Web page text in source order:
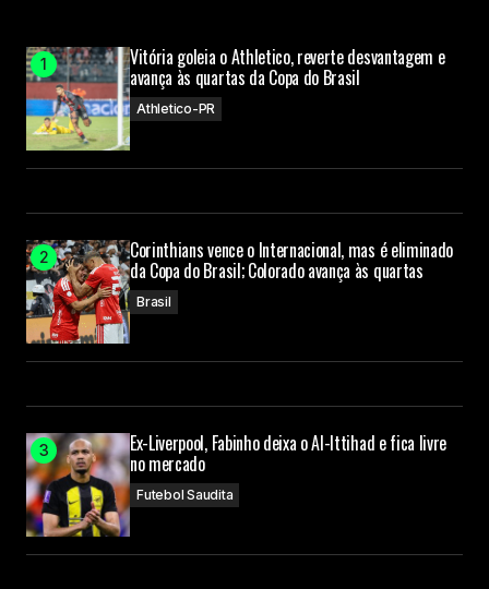
Submit Comment
Vitória goleia o Athletico, reverte desvantagem e
avança às quartas da Copa do Brasil
Athletico-PR
Corinthians vence o Internacional, mas é eliminado
da Copa do Brasil; Colorado avança às quartas
Brasil
Ex-Liverpool, Fabinho deixa o Al-Ittihad e fica livre
no mercado
Futebol Saudita